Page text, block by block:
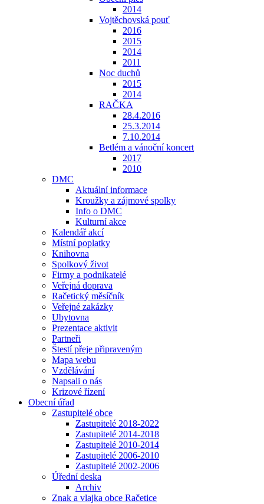
2014
Vojtěchovská pouť
2016
2015
2014
2011
Noc duchů
2015
2014
RAČKA
28.4.2016
25.3.2014
7.10.2014
Betlém a vánoční koncert
2017
2010
DMC
Aktuální informace
Kroužky a zájmové spolky
Info o DMC
Kulturní akce
Kalendář akcí
Místní poplatky
Knihovna
Spolkový život
Firmy a podnikatelé
Veřejná doprava
Račetický měsíčník
Veřejné zakázky
Ubytovna
Prezentace aktivit
Partneři
Štestí přeje připraveným
Mapa webu
Vzdělávání
Napsali o nás
Krizové řízení
Obecní úřad
Zastupitelé obce
Zastupitelé 2018-2022
Zastupitelé 2014-2018
Zastupitelé 2010-2014
Zastupitelé 2006-2010
Zastupitelé 2002-2006
Úřední deska
Archiv
Znak a vlajka obce Račetice